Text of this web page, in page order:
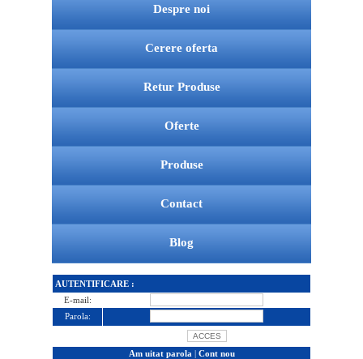
Despre noi
Cerere oferta
Retur Produse
Oferte
Produse
Contact
Blog
AUTENTIFICARE :
E-mail:
Parola:
Am uitat parola | Cont nou